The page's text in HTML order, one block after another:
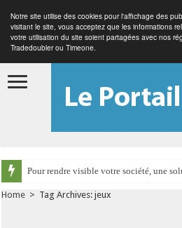
Notre site utilise des cookies pour l'affichage des
visitant le site, vous acceptez que les informations
votre utilisation du site soient partagées avec nos
Tradedoubler ou Timeone.
Pour rendre visible votre société, une
Home > Tag Archives: jeux